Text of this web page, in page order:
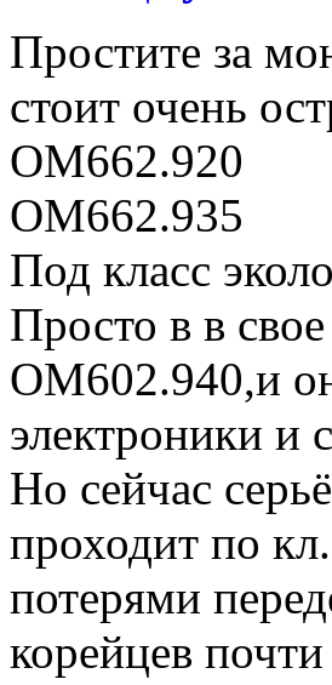
Простите за
стоит очень
ОМ662.920
ОМ662.935
Под класс
Просто в в
ОМ602.940,и он
электроники и
Но сейчас
проходит по
потерями
корейцев